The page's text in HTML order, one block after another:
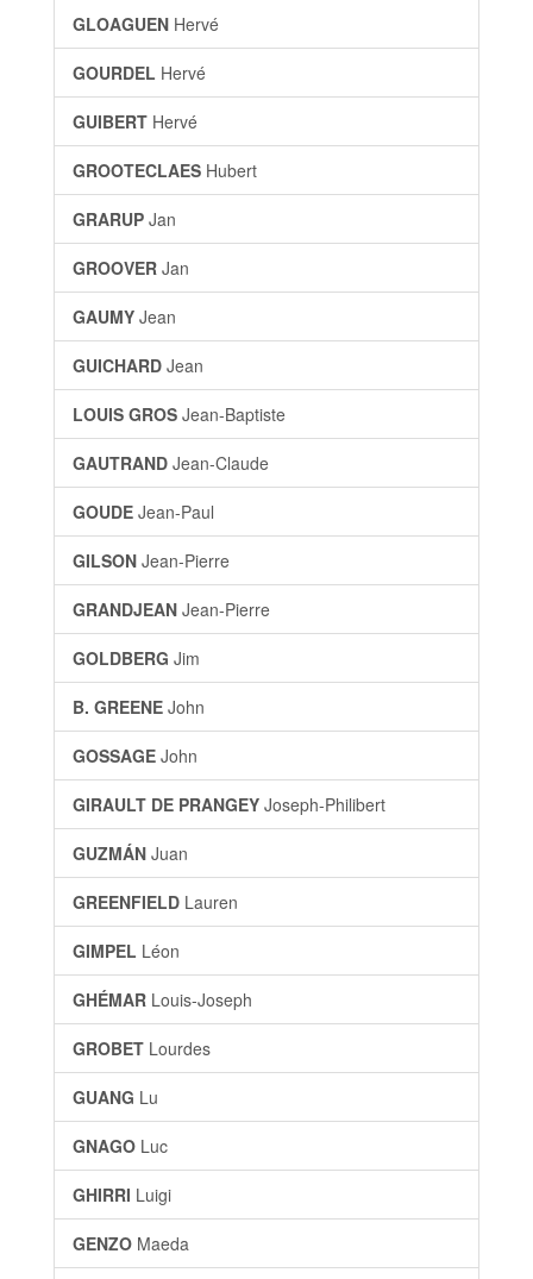
GLOAGUEN Hervé
GOURDEL Hervé
GUIBERT Hervé
GROOTECLAES Hubert
GRARUP Jan
GROOVER Jan
GAUMY Jean
GUICHARD Jean
LOUIS GROS Jean-Baptiste
GAUTRAND Jean-Claude
GOUDE Jean-Paul
GILSON Jean-Pierre
GRANDJEAN Jean-Pierre
GOLDBERG Jim
B. GREENE John
GOSSAGE John
GIRAULT DE PRANGEY Joseph-Philibert
GUZMÁN Juan
GREENFIELD Lauren
GIMPEL Léon
GHÉMAR Louis-Joseph
GROBET Lourdes
GUANG Lu
GNAGO Luc
GHIRRI Luigi
GENZO Maeda